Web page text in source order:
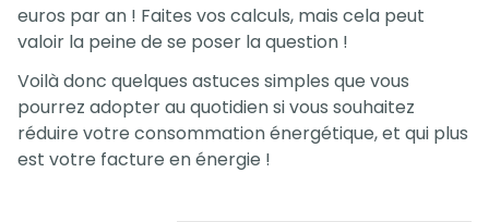
euros par an ! Faites vos calculs, mais cela peut
valoir la peine de se poser la question !
Voilà donc quelques astuces simples que vous
pourrez adopter au quotidien si vous souhaitez
réduire votre consommation énergétique, et qui plus
est votre facture en énergie !